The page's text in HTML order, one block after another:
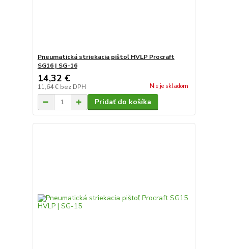
Pneumatická striekacia pištoľ HVLP Procraft
SG16 | SG-16
14,32 €
11,64 € bez DPH Nie je skladom
Pridať do košíka